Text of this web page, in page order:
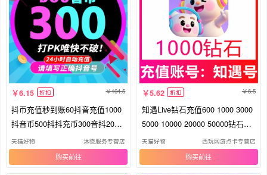
6.15 折扣 104.5
抖币充值秒到账60抖音充值1000
抖音币500抖抖充币300音抖2000
钻石
天猫好物 沐晓服务专营店
购买
5.62 折扣 6.5
知遇Live钻石充值600 1000 3000
5000 10000 20000 50000钻石充
值
天猫好物 西玩网游点卡专营店
购买